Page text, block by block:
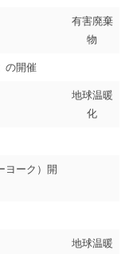
有害廃棄
物
の開催
地球温暖
化
ヨーク）開
地球温暖